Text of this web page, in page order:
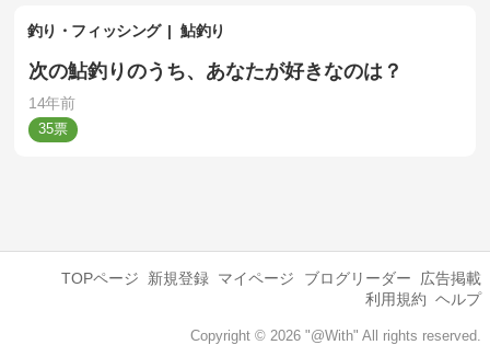
釣り・フィッシング 鮎釣り
次の鮎釣りのうち、あなたが好きなのは？
14年前
35
TOPページ 新規登録 マイページ ブログリーダー
広告掲載
利用規約 ヘルプ
Copyright © 2026 "@With" All rights reserved.